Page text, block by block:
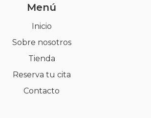
Menú
Inicio
Sobre nosotros
Tienda
Reserva tu cita
Contacto